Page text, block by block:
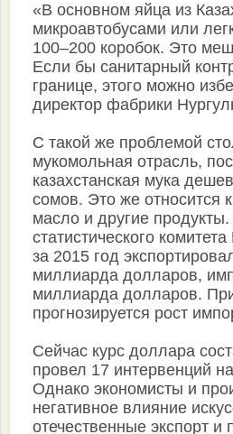
«В основном яйца из
микроавтобусами или
100–200 коробок. Это
Если бы санитарный
границе, этого можно
директор фабрики
С такой же проблемой
мукомольная отрасль,
казахстанская мука
сомов. Это же относится
масло и другие
статистического
за 2015 год
миллиарда долларов,
миллиарда долларов.
прогнозируется рост
Сейчас курс доллара
провел 17 интервенций
Однако экономисты и
негативное влияние
отечественные экспорт и